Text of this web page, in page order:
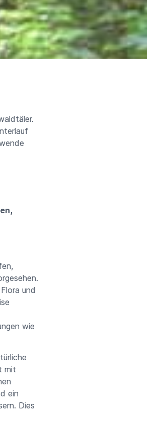
und
wie
mit
ein
Dies